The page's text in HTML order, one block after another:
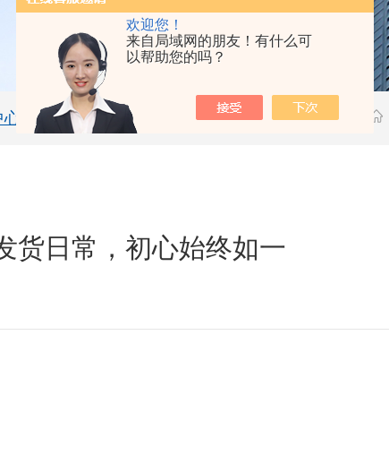
欢迎您！
来自局域网的朋友！有什么可
以帮助您的吗？
技术文章
货日常，初心始终如一